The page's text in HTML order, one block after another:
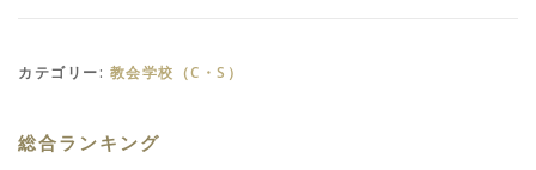
カテゴリー: 教会学校（C・S）
総合ランキング